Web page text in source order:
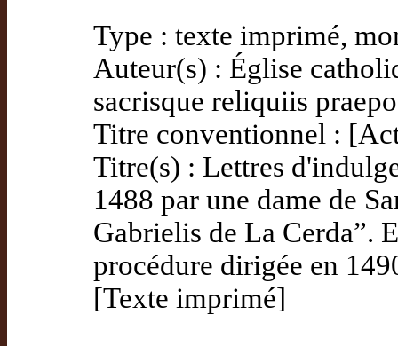
Type : texte imprimé,
Auteur(s) : Église
sacrisque reliquiis
Titre conventionnel :
Titre(s) : Lettres
1488 par une dame de
Gabrielis de La Cerda”.
procédure dirigée en
[Texte imprimé]